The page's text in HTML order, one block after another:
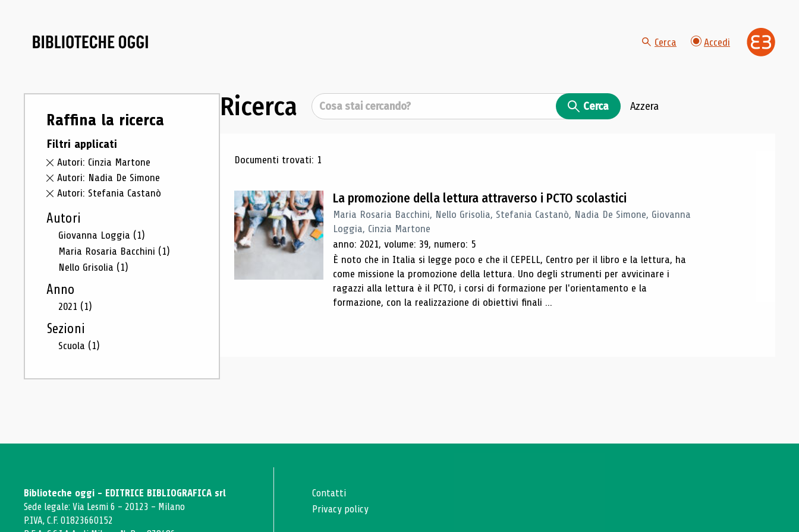
Cerca Accedi
Raffina la ricerca
Filtri applicati
Autori: Cinzia Martone
Autori: Nadia De Simone
Autori: Stefania Castanò
Autori
Giovanna Loggia (1)
Maria Rosaria Bacchini (1)
Nello Grisolia (1)
Anno
2021 (1)
Sezioni
Scuola (1)
Ricerca Cerca Cerca Azzera
Risultati di ricerca
Documenti trovati: 1
La promozione della lettura attraverso i PCTO scolastici
Maria Rosaria Bacchini, Nello Grisolia, Stefania Castanò, Nadia De Simone, Giovanna
Loggia, Cinzia Martone
anno: 2021, volume: 39, numero: 5
È noto che in Italia si legge poco e che il CEPELL, Centro per il libro e la lettura, ha
come missione la promozione della lettura. Uno degli strumenti per avvicinare i
ragazzi alla lettura è il PCTO, i corsi di formazione per l'orientamento e la
formazione, con la realizzazione di obiettivi finali ...
Biblioteche oggi - EDITRICE BIBLIOGRAFICA srl
Sede legale: Via Lesmi 6 - 20123 - Milano
P.IVA, C.F. 01823660152
Contatti
Privacy policy